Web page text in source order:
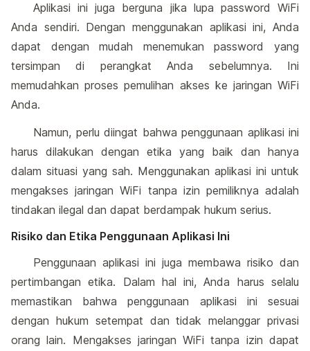
Aplikasi ini juga berguna jika lupa password WiFi
Anda sendiri. Dengan menggunakan aplikasi ini, Anda
dapat dengan mudah menemukan password yang
tersimpan di perangkat Anda sebelumnya. Ini
memudahkan proses pemulihan akses ke jaringan WiFi
Anda.
Namun, perlu diingat bahwa penggunaan aplikasi ini
harus dilakukan dengan etika yang baik dan hanya
dalam situasi yang sah. Menggunakan aplikasi ini untuk
mengakses jaringan WiFi tanpa izin pemiliknya adalah
tindakan ilegal dan dapat berdampak hukum serius.
Risiko dan Etika Penggunaan Aplikasi Ini
Penggunaan aplikasi ini juga membawa risiko dan
pertimbangan etika. Dalam hal ini, Anda harus selalu
memastikan bahwa penggunaan aplikasi ini sesuai
dengan hukum setempat dan tidak melanggar privasi
orang lain. Mengakses jaringan WiFi tanpa izin dapat